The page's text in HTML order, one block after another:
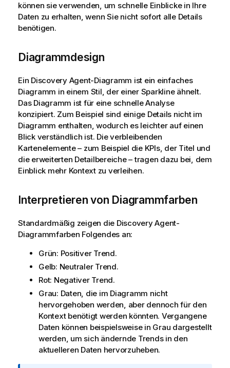
können sie verwenden, um schnelle Einblicke in Ihre
Daten zu erhalten, wenn Sie nicht sofort alle Details
benötigen.
Diagrammdesign
Ein Discovery Agent-Diagramm ist ein einfaches
Diagramm in einem Stil, der einer Sparkline ähnelt.
Das Diagramm ist für eine schnelle Analyse
konzipiert. Zum Beispiel sind einige Details nicht im
Diagramm enthalten, wodurch es leichter auf einen
Blick verständlich ist. Die verbleibenden
Kartenelemente – zum Beispiel die KPIs, der Titel und
die erweiterten Detailbereiche – tragen dazu bei, dem
Einblick mehr Kontext zu verleihen.
Interpretieren von Diagrammfarben
Standardmäßig zeigen die Discovery Agent-
Diagrammfarben Folgendes an:
Grün: Positiver Trend.
Gelb: Neutraler Trend.
Rot: Negativer Trend.
Grau: Daten, die im Diagramm nicht
hervorgehoben werden, aber dennoch für den
Kontext benötigt werden könnten. Vergangene
Daten können beispielsweise in Grau dargestellt
werden, um sich ändernde Trends in den
aktuelleren Daten hervorzuheben.